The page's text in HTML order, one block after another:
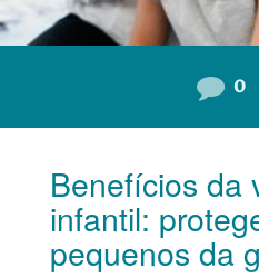
0
Benefícios da
infantil:
pequenos da